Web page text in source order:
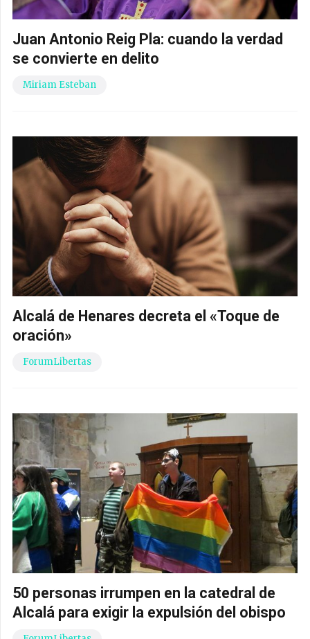
Juan Antonio Reig Pla: cuando la verdad
se convierte en delito
Miriam Esteban
Alcalá de Henares decreta el «Toque de
oración»
ForumLibertas
50 personas irrumpen en la catedral de
Alcalá para exigir la expulsión del obispo